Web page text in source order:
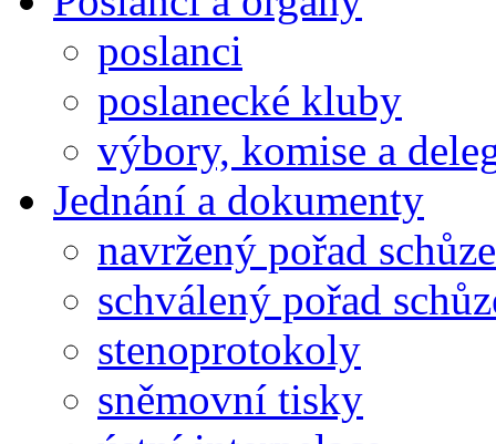
poslanci
poslanecké kluby
výbory, komise a
Jednání a dokumenty
navržený pořad schůze
schválený pořad
stenoprotokoly
sněmovní tisky